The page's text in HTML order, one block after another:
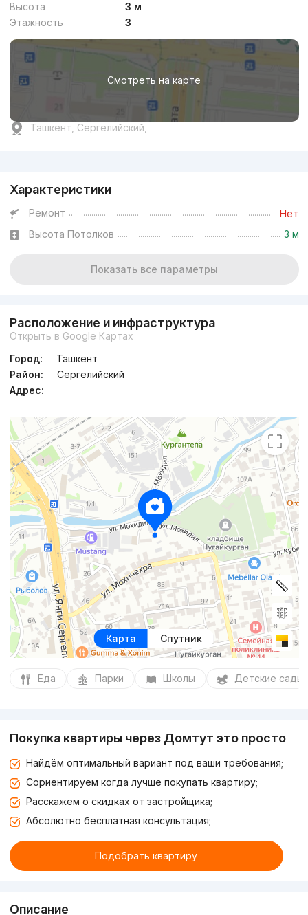
Высота
3 м
Этажность
3
Смотреть на карте
Ташкент, Сергелийский,
Характеристики
Ремонт Нет
Высота Потолков 3 м
Показать все параметры
Расположение и инфраструктура
Открыть в Google Картах
Город:
Ташкент
Район:
Сергелийский
Адрес:
Карта Спутник
Еда Парки Школы Детские сады
Покупка квартиры через Домтут это просто
Найдём оптимальный вариант под ваши требования;
Сориентируем когда лучше покупать квартиру;
Расскажем о скидках от застройщика;
Абсолютно бесплатная консультация;
Подобрать квартиру
Описание